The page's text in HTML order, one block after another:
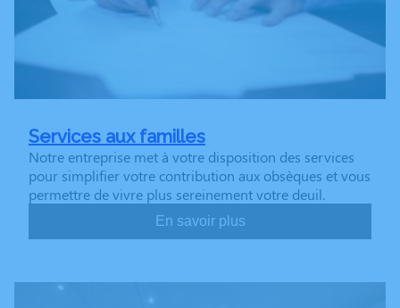
Services aux familles
Notre entreprise met à votre disposition des services
pour simplifier votre contribution aux obsèques et vous
permettre de vivre plus sereinement votre deuil.
En savoir plus